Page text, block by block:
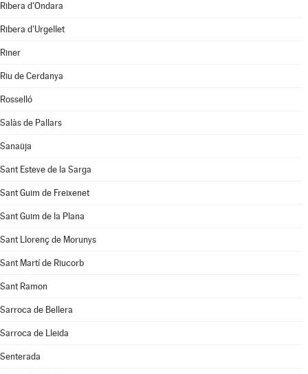
Ribera d'Ondara
Ribera d'Urgellet
Riner
Riu de Cerdanya
Rosselló
Salàs de Pallars
Sanaüja
Sant Esteve de la Sarga
Sant Guim de Freixenet
Sant Guim de la Plana
Sant Llorenç de Morunys
Sant Martí de Riucorb
Sant Ramon
Sarroca de Bellera
Sarroca de Lleida
Senterada